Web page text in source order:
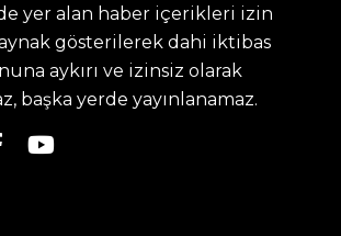
yer alan haber içerikleri izin
gösterilerek dahi iktibas
aykırı ve izinsiz olarak
başka yerde yayınlanamaz.